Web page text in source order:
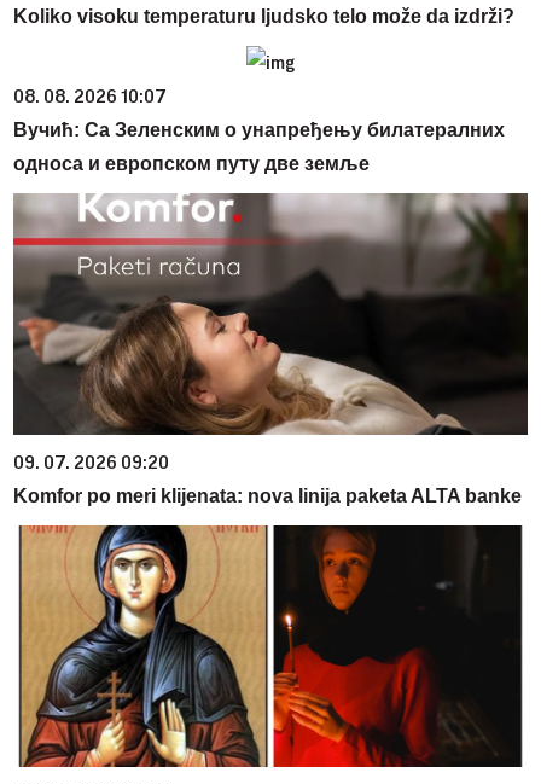
Koliko visoku temperaturu ljudsko telo može da izdrži?
08. 08. 2026 10:07
Вучић: Са Зеленским о унапређењу билатералних
односа и европском путу две земље
09. 07. 2026 09:20
Komfor po meri klijenata: nova linija paketa ALTA banke